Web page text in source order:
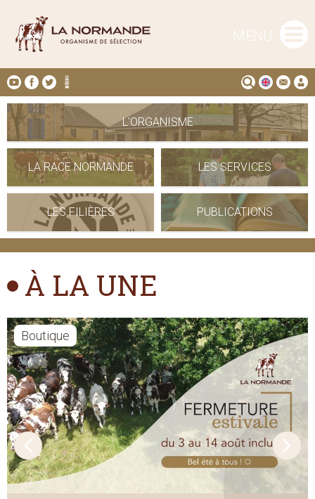
MENU
L'ORGANISME
LA RACE NORMANDE LES SERVICES
LES FILIÈRES PUBLICATIONS
À LA UNE
Boutique